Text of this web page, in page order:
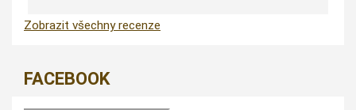
Zobrazit všechny recenze
FACEBOOK